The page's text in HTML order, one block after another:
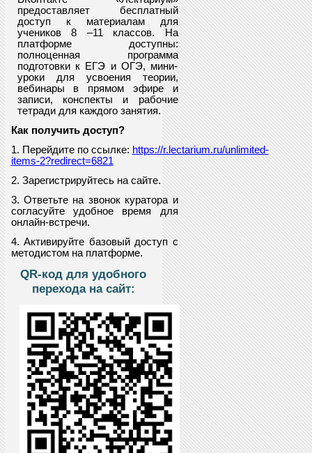
предоставляетбесплатный
доступ к материалам для
учеников 8 –11 классов. На
платформе доступны:
полноценная программа
подготовки к ЕГЭ и ОГЭ, мини-
уроки для усвоения теории,
вебинары в прямом эфире и
записи, конспекты и рабочие
тетради для каждого занятия.
Как получить доступ?
1. Перейдите по ссылке: https://r.lectarium.ru/unlimited-
items-2?redirect=6821
2. Зарегистрируйтесь на сайте.
3. Ответьте на звонок куратора и
согласуйте удобное время для
онлайн-встречи.
4. Активируйте базовый доступ с
методистом на платформе.
QR-код для удобного
перехода на сайт: